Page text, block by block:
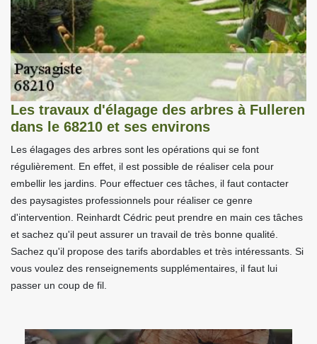
Les travaux d'élagage des arbres à Fulleren
dans le 68210 et ses environs
Les élagages des arbres sont les opérations qui se font
régulièrement. En effet, il est possible de réaliser cela pour
embellir les jardins. Pour effectuer ces tâches, il faut contacter
des paysagistes professionnels pour réaliser ce genre
d'intervention. Reinhardt Cédric peut prendre en main ces tâches
et sachez qu'il peut assurer un travail de très bonne qualité.
Sachez qu'il propose des tarifs abordables et très intéressants. Si
vous voulez des renseignements supplémentaires, il faut lui
passer un coup de fil.